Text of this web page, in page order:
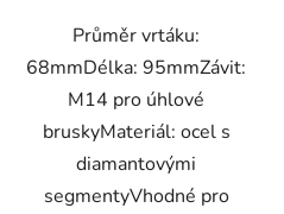
Průměr vrtáku:
68mmDélka: 95mmZávit:
M14 pro úhlové
bruskyMateriál: ocel s
diamantovými
segmentyVhodné pro